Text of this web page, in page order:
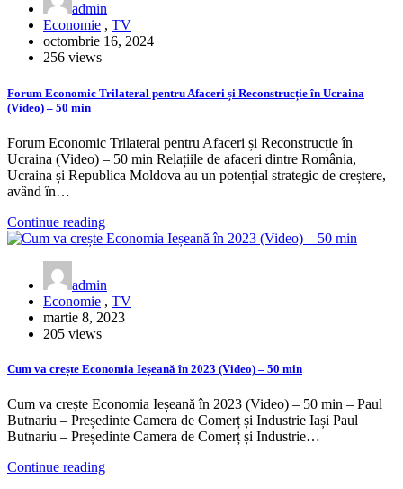
admin
Economie , TV
octombrie 16, 2024
256 views
Forum Economic Trilateral pentru Afaceri și Reconstrucție în Ucraina
(Video) – 50 min
Forum Economic Trilateral pentru Afaceri și Reconstrucție în
Ucraina (Video) – 50 min Relațiile de afaceri dintre România,
Ucraina și Republica Moldova au un potențial strategic de creștere,
având în…
Continue reading
admin
Economie , TV
martie 8, 2023
205 views
Cum va crește Economia Ieșeană în 2023 (Video) – 50 min
Cum va crește Economia Ieșeană în 2023 (Video) – 50 min – Paul
Butnariu – Președinte Camera de Comerț și Industrie Iași Paul
Butnariu – Președinte Camera de Comerț și Industrie…
Continue reading